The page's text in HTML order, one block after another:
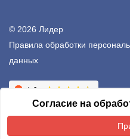
© 2026 Лидер
Правила обработки
данных
Согласие на